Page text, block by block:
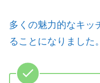
多くの魅力的なキッ
ることになりました。